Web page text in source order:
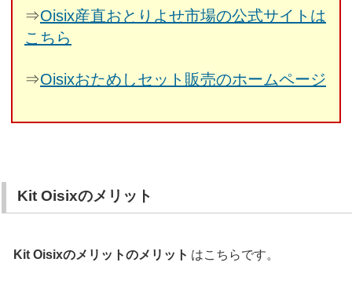
⇒Oisix産直おとりよせ市場の公式サイトは
こちら
⇒Oisixおためしセット販売のホームページ
Kit Oisixのメリット
Kit Oisixのメリットのメリット はこちらです。